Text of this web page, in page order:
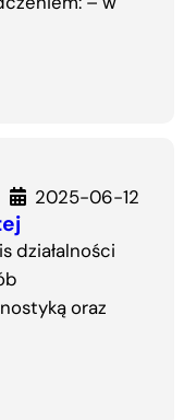
2025-06-12
działalności
oraz